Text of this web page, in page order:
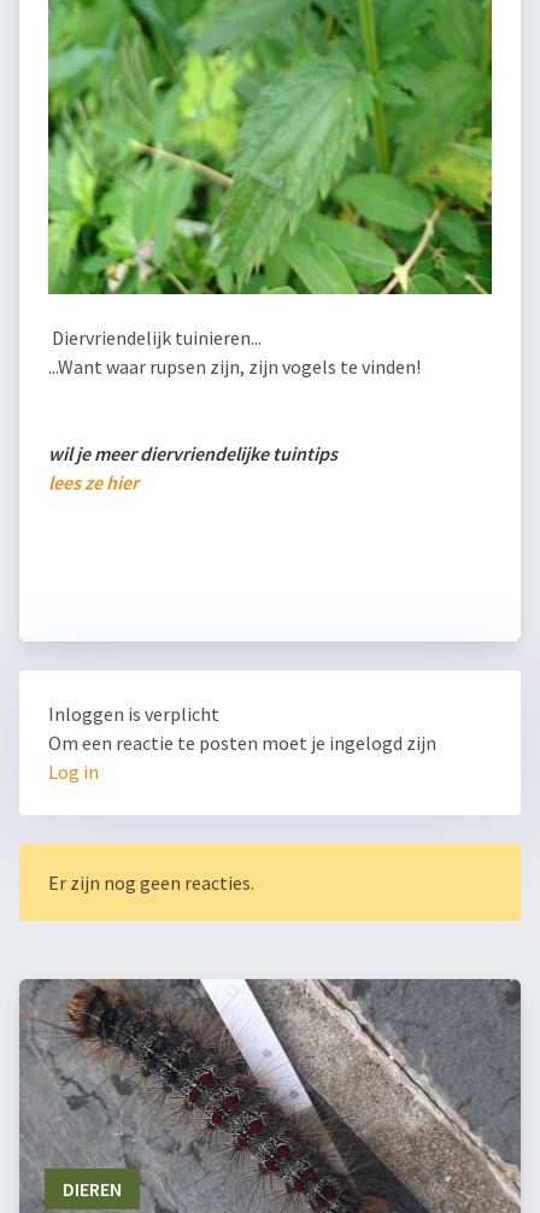
Diervriendelijk tuinieren...
...Want waar rupsen zijn, zijn vogels te vinden!
wil je meer diervriendelijke tuintips
lees ze hier
Inloggen is verplicht
Om een reactie te posten moet je ingelogd zijn
Log in
Er zijn nog geen reacties.
DIEREN